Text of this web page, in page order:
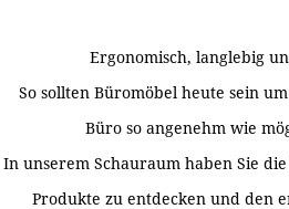
Ergonomisch, langlebig
So sollten Büromöbel heute sein
Büro so angenehm wie
In unserem Schauraum haben Sie
Produkte zu entdecken und den